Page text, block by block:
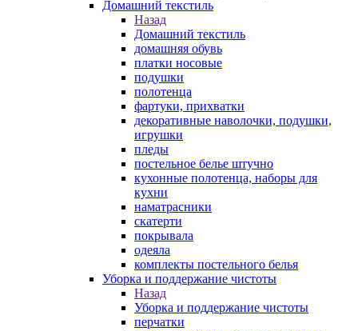
Домашний текстиль
Назад
Домашний текстиль
домашняя обувь
платки носовые
подушки
полотенца
фартуки, прихватки
декоративные наволочки, подушки,
игрушки
пледы
постельное белье штучно
кухонные полотенца, наборы для
кухни
наматрасники
скатерти
покрывала
одеяла
комплекты постельного белья
Уборка и поддержание чистоты
Назад
Уборка и поддержание чистоты
перчатки